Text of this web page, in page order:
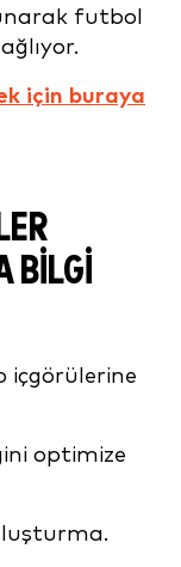
futbol
için buraya
BILGI
içgörülerine
optimize